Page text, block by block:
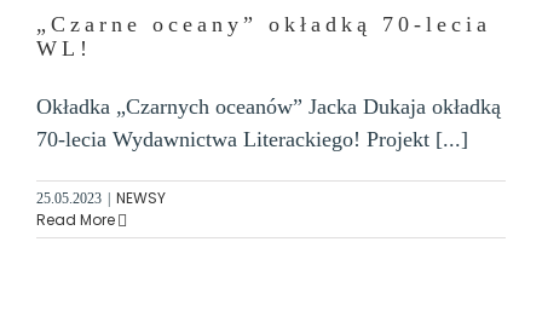
„Czarne oceany” okładką 70-lecia
WL!
Okładka „Czarnych oceanów” Jacka Dukaja okładką
70-lecia Wydawnictwa Literackiego! Projekt [...]
25.05.2023
NEWSY
Read More